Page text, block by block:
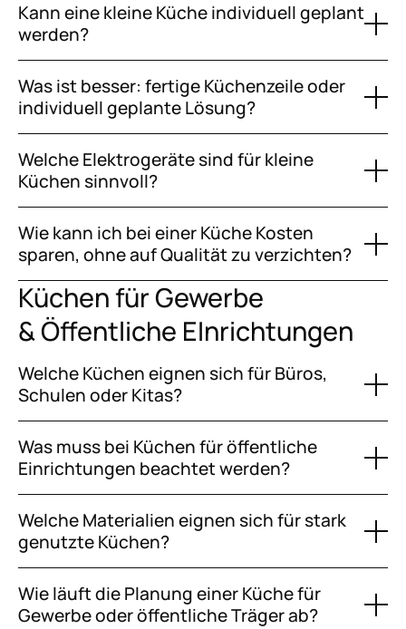
Kann eine kleine Küche individuell geplant
werden?
Was ist besser: fertige Küchenzeile oder
individuell geplante Lösung?
Welche Elektrogeräte sind für kleine
Küchen sinnvoll?
Wie kann ich bei einer Küche Kosten
sparen, ohne auf Qualität zu verzichten?
Küchen für Gewerbe
& Öffentliche EInrichtungen
Welche Küchen eignen sich für Büros,
Schulen oder Kitas?
Was muss bei Küchen für öffentliche
Einrichtungen beachtet werden?
Welche Materialien eignen sich für stark
genutzte Küchen?
Wie läuft die Planung einer Küche für
Gewerbe oder öffentliche Träger ab?